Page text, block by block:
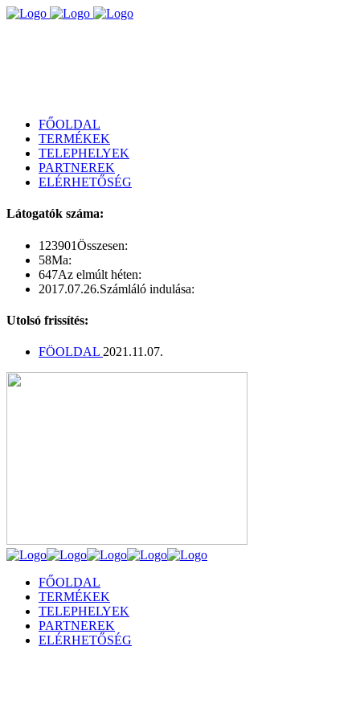
FŐOLDAL
TERMÉKEK
TELEPHELYEK
PARTNEREK
ELÉRHETŐSÉG
Látogatók száma:
123901Összesen:
58Ma:
647Az elmúlt héten:
2017.07.26.Számláló indulása:
Utolsó frissítés:
FÖOLDAL 2021.11.07.
FŐOLDAL
TERMÉKEK
TELEPHELYEK
PARTNEREK
ELÉRHETŐSÉG